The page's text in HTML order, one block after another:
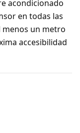
acondicionado
en todas las
menos un metro
accesibilidad